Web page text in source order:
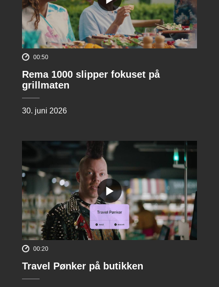
00:50
Rema 1000 slipper fokuset på
grillmaten
30. juni 2026
00:20
Travel Pønker på butikken